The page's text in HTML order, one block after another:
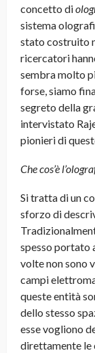
concetto di
sistema
stato costruito
ricercatori
sembra molto
forse, siamo
segreto della
intervistato
pionieri di
Che cos’è
Si tratta di un
sforzo di
spesso portato
volte non sono
campi
queste entità
dello stesso
esse vogliono
direttamente le